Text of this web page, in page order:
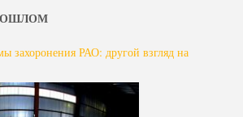
захоронения РАО: другой взгляд на